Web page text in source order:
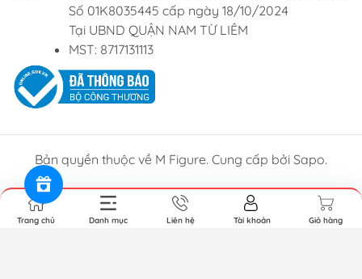
Số 01K8035445 cấp ngày 18/10/2024
Tại UBND QUẬN NAM TỪ LIÊM
MST: 8717131113
Bản quyền thuộc về M Figure. Cung cấp bởi Sapo.
Trang chủ Danh mục Liên hệ Tài khoản Giỏ hàng